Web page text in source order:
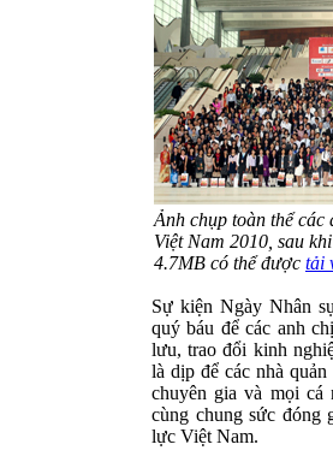
Ảnh chụp toàn thể
Việt Nam 2010, sau
4.7MB có thể được tải
Sự kiện Ngày Nhân
quý báu để các anh
lưu, trao đổi kinh
là dịp để các nhà
chuyên gia và mọi cá
cùng chung sức đóng
lực Việt Nam.